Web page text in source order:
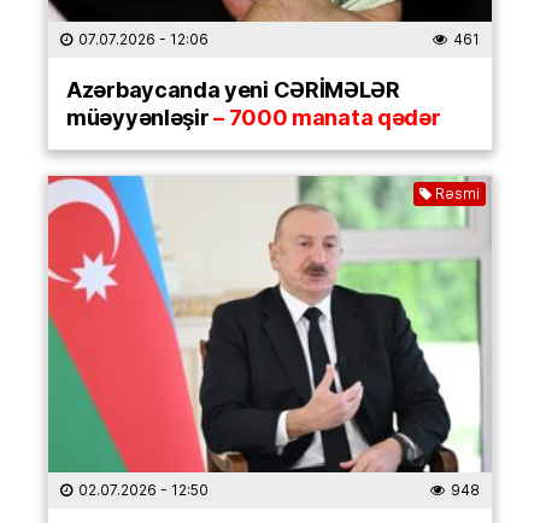
07.07.2026 - 12:06 461
Azərbaycanda yeni CƏRİMƏLƏR
müəyyənləşir– 7000 manata qədər
Rəsmi
02.07.2026 - 12:50 948